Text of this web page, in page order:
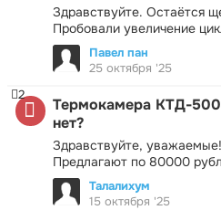
Здравствуйте. Остаётся
Пробовали увеличение
Павел пан
25 октября '25
Термокамера КТД-
нет?
Здравствуйте,
Предлагают по 80000
2
Талалихум
15 октября '25